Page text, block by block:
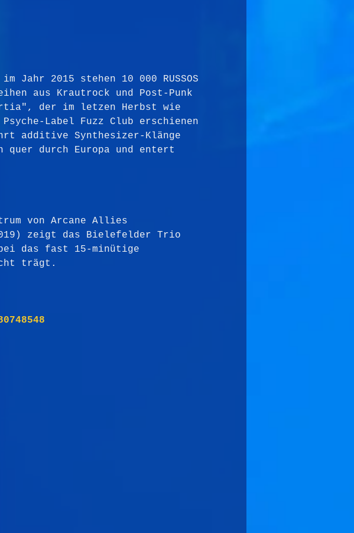
Jahr 2015 stehen 10 000 RUSSOS
aus Krautrock und Post-Punk
der im letzen Herbst wie
Label Fuzz Club erschienen
additive Synthesizer-Klänge
quer durch Europa und entert
von Arcane Allies
zeigt das Bielefelder Trio
das fast 15-minütige
trägt.